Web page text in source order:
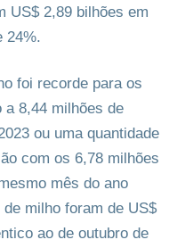
US$ 2,89 bilhões em
24%.
foi recorde para os
a 8,44 milhões de
ou uma quantidade
com os 6,78 milhões
mês do ano
milho foram de US$
ao de outubro de